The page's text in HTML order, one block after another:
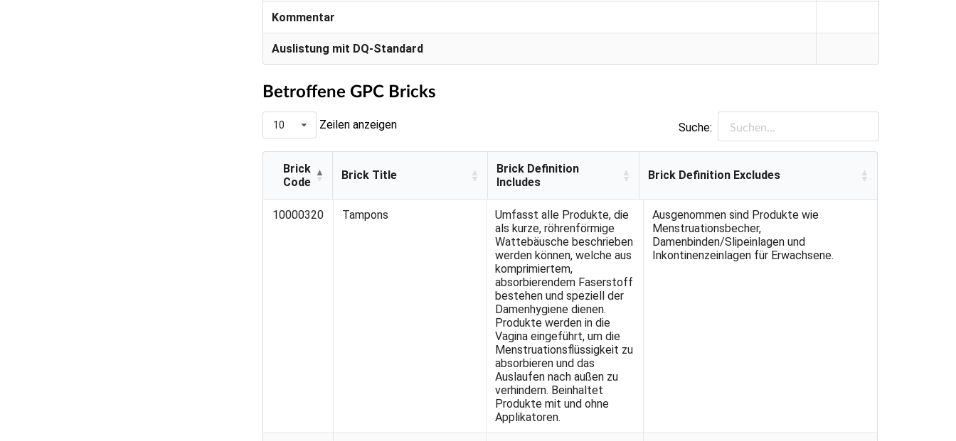
Kommentar
Auslistung mit DQ-Standard
Betroffene GPC Bricks
10 Zeilen anzeigen Suche:
Brick
Code
Brick Title
Brick Definition
Includes
Brick Definition Excludes
Code
Brick Definition
Includes
10000320 Tampons
Umfasst alle Produkte, die
als kurze, röhrenförmige
Wattebäusche beschrieben
werden können, welche aus
komprimiertem,
absorbierendem Faserstoff
bestehen und speziell der
Damenhygiene dienen.
Produkte werden in die
Vagina eingeführt, um die
Menstruationsflüssigkeit zu
absorbieren und das
Auslaufen nach außen zu
verhindern. Beinhaltet
Produkte mit und ohne
Applikatoren.
Ausgenommen sind Produkte wie
Menstruationsbecher,
Damenbinden/Slipeinlagen und
Inkontinenzeinlagen für Erwachsene.